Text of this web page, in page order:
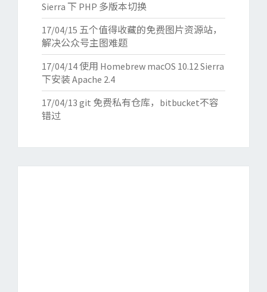
Sierra 下 PHP 多版本切换
17/04/15 五个值得收藏的免费图片资源站，
解决公众号主图难题
17/04/14使用 Homebrew macOS 10.12 Sierra
下安装 Apache 2.4
17/04/13 git 免费私有仓库，bitbucket不容
错过